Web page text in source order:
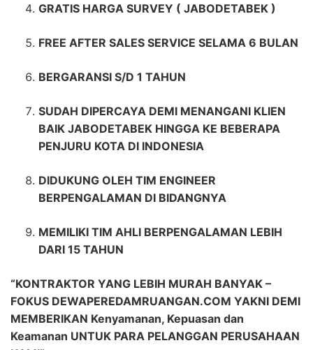
GRATIS HARGA SURVEY ( JABODETABEK )
FREE AFTER SALES SERVICE SELAMA 6 BULAN
BERGARANSI S/D 1 TAHUN
SUDAH DIPERCAYA DEMI MENANGANI KLIEN
BAIK JABODETABEK HINGGA KE BEBERAPA
PENJURU KOTA DI INDONESIA
DIDUKUNG OLEH TIM ENGINEER
BERPENGALAMAN DI BIDANGNYA
MEMILIKI TIM AHLI BERPENGALAMAN LEBIH
DARI 15 TAHUN
“KONTRAKTOR YANG LEBIH MURAH BANYAK –
FOKUS DEWAPEREDAMRUANGAN.COM YAKNI DEMI
MEMBERIKAN Kenyamanan, Kepuasan dan
Keamanan UNTUK PARA PELANGGAN PERUSAHAAN